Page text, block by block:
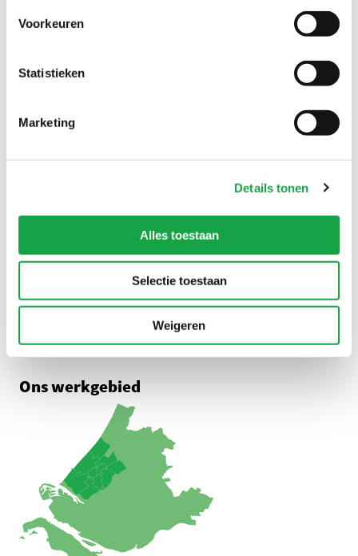
Voorkeuren
Statistieken
Marketing
Details tonen
Alles toestaan
Selectie toestaan
Weigeren
LinkedIn Omgevingsdienst Haaglanden (opent in een nieuw
Instagram Omgevingsdienst Haaglanden (opent in
X Omgevingsdienst Haaglanden (opent in
Facebook Omgevingsdienst
Overlast melden?
U kunt 24/7 een milieuklacht indienen
Ons werkgebied